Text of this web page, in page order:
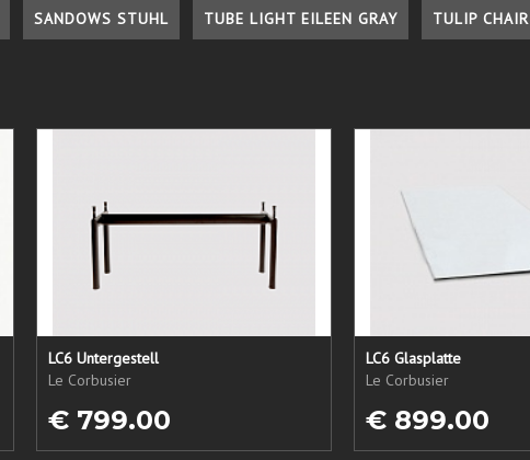
SANDOWS STUHL TUBE LIGHT EILEEN GRAY TULIP CHAIR
LC6 Untergestell
Le Corbusier
€ 799.00
LC6 Glasplatte
Le Corbusier
€ 899.00